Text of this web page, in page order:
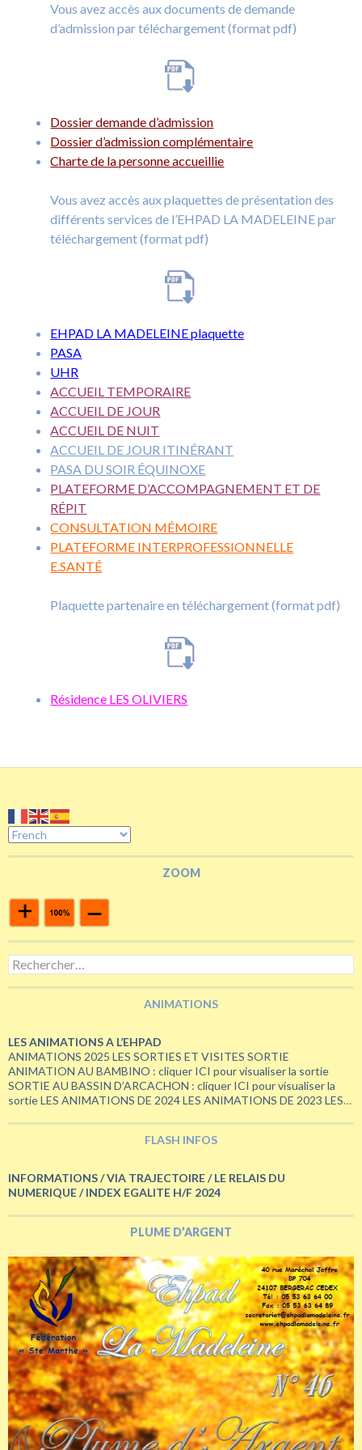
Vous avez accès aux documents de demande
d’admission par téléchargement (format pdf)
Dossier demande d’admission
Dossier d’admission complémentaire
Charte de la personne accueillie
Vous avez accès aux plaquettes de présentation des
différents services de l’EHPAD LA MADELEINE par
téléchargement (format pdf)
EHPAD LA MADELEINE plaquette
PASA
UHR
ACCUEIL TEMPORAIRE
ACCUEIL DE JOUR
ACCUEIL DE NUIT
ACCUEIL DE JOUR ITINÉRANT
PASA DU SOIR ÉQUINOXE
PLATEFORME D’ACCOMPAGNEMENT ET DE
RÉPIT
CONSULTATION MÉMOIRE
PLATEFORME INTERPROFESSIONNELLE
E.SANTÉ
Plaquette partenaire en téléchargement (format pdf)
Résidence LES OLIVIERS
ZOOM
Rechercher :
ANIMATIONS
LES ANIMATIONS A L’EHPAD
ANIMATIONS 2025 LES SORTIES ET VISITES SORTIE
ANIMATION AU BAMBINO : cliquer ICI pour visualiser la sortie
SORTIE AU BASSIN D’ARCACHON : cliquer ICI pour visualiser la
sortie LES ANIMATIONS DE 2024 LES ANIMATIONS DE 2023 LES
– PARIS LES ANIMATIONS DE 2021 LA FETE DE …Continuer la
A
L’EHPAD
FLASH INFOS
INFORMATIONS / VIA TRAJECTOIRE / LE RELAIS DU
NUMERIQUE / INDEX EGALITE H/F 2024
PLUME D’ARGENT